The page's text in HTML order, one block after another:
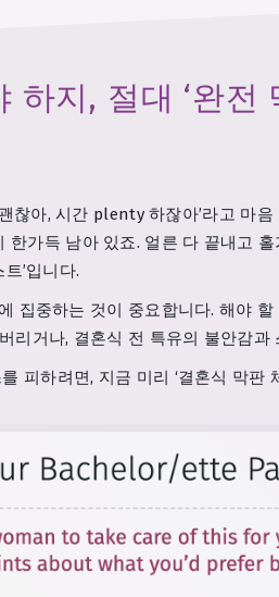
지, 절대 ‘완전
찮아, 시간 plenty 하잖아’라고 마
한가득 남아 있죠. 얼른 다 끝내고
’입니다.
집중하는 것이 중요합니다. 해야
거나, 결혼식 전 특유의 불안감과
피하려면, 지금 미리 ‘결혼식 막판